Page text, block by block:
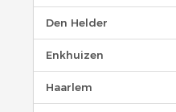
Den Helder
Enkhuizen
Haarlem